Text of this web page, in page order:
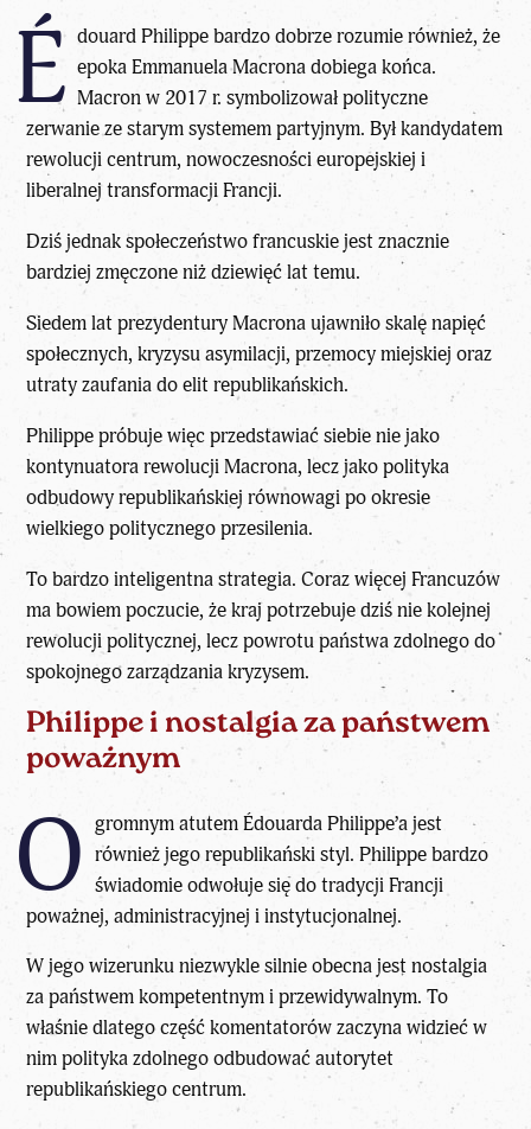
É douard Philippe bardzo dobrze rozumie również, że
epoka Emmanuela Macrona dobiega końca.
Macron w 2017 r. symbolizował polityczne
zerwanie ze starym systemem partyjnym. Był kandydatem
rewolucji centrum, nowoczesności europejskiej i
liberalnej transformacji Francji.
Dziś jednak społeczeństwo francuskie jest znacznie
bardziej zmęczone niż dziewięć lat temu.
Siedem lat prezydentury Macrona ujawniłoskalę napięć
społecznych, kryzysu asymilacji, przemocy miejskiej oraz
utraty zaufania do elit republikańskich.
Philippe próbuje więc przedstawiać siebie nie jako
kontynuatora rewolucji Macrona, lecz jako polityka
odbudowy republikańskiej równowagi po okresie
wielkiego politycznego przesilenia.
To bardzo inteligentna strategia. Coraz więcej Francuzów
ma bowiem poczucie, że kraj potrzebuje dziś nie kolejnej
rewolucji politycznej, lecz powrotu państwa zdolnego do
spokojnego zarządzania kryzysem.
Philippe i nostalgia za państwem
poważnym
O gromnymatutem Édouarda Philippe’a jest
również jego republikański styl. Philippe bardzo
świadomie odwołuje się do tradycji Francji
poważnej, administracyjnej i instytucjonalnej.
W jego wizerunku niezwykle silnie obecna jest nostalgia
za państwem kompetentnym i przewidywalnym. To
właśnie dlatego część komentatorów zaczyna widzieć w
nim polityka zdolnego odbudować autorytet
republikańskiego centrum.